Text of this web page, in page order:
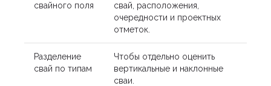
свайного поля
свай, расположения,
очередности и проектных
отметок.
Разделение
свай по типам
Чтобы отдельно оценить
вертикальные и наклонные
сваи.